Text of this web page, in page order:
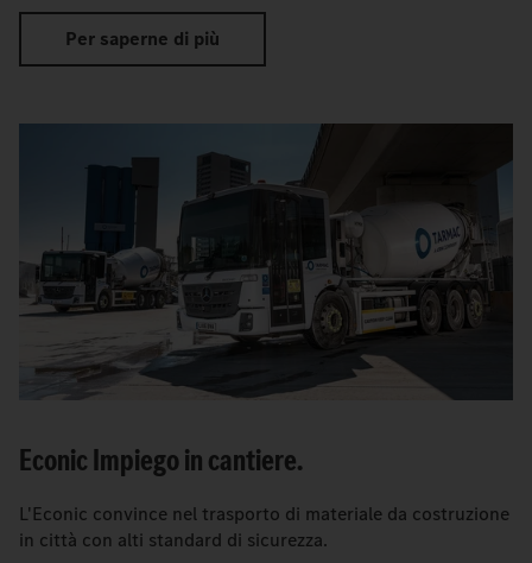
Per saperne di più
Econic Impiego in cantiere.
L'Econic convince nel trasporto di materiale da costruzione
in città con alti standard di sicurezza.